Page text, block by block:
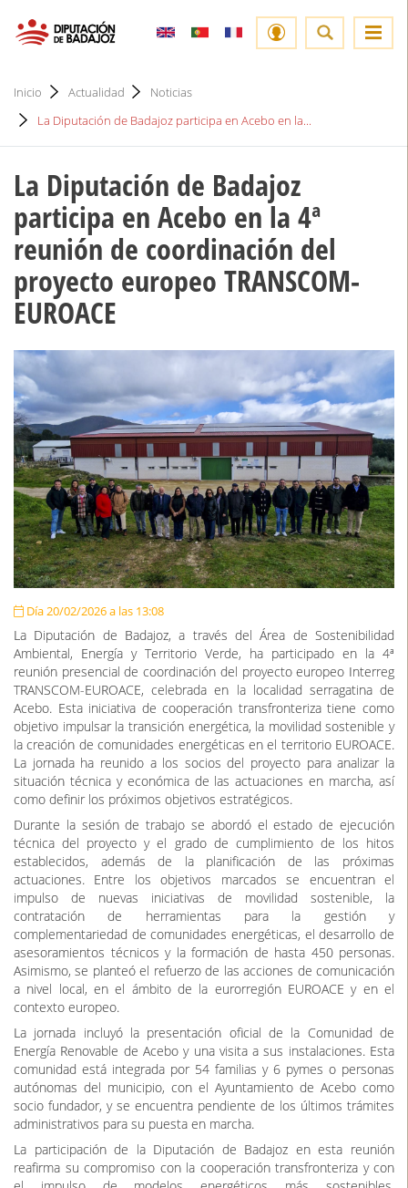
Inicio Actualidad
Noticias
La Diputación de Badajoz participa en Acebo en la...
La Diputación de Badajoz
participa en Acebo en la 4ª
reunión de coordinación del
proyecto europeo TRANSCOM-
EUROACE
Día 20/02/2026 a las 13:08
La Diputación de Badajoz, a través del Área de Sostenibilidad
Ambiental, Energía y Territorio Verde, ha participado en la 4ª
reunión presencial de coordinación del proyecto europeo Interreg
TRANSCOM-EUROACE, celebrada en la localidad serragatina de
Acebo. Esta iniciativa de cooperación transfronteriza tiene como
objetivo impulsar la transición energética, la movilidad sostenible y
la creación de comunidades energéticas en el territorio EUROACE.
La jornada ha reunido a los socios del proyecto para analizar la
situación técnica y económica de las actuaciones en marcha, así
como definir los próximos objetivos estratégicos.
Durante la sesión de trabajo se abordó el estado de ejecución
técnica del proyecto y el grado de cumplimiento de los hitos
establecidos, además de la planificación de las próximas
actuaciones. Entre los objetivos marcados se encuentran el
impulso de nuevas iniciativas de movilidad sostenible, la
contratación de herramientas para la gestión y
complementariedad de comunidades energéticas, el desarrollo de
asesoramientos técnicos y la formación de hasta 450 personas.
Asimismo, se planteó el refuerzo de las acciones de comunicación
a nivel local, en el ámbito de la eurorregión EUROACE y en el
contexto europeo.
La jornada incluyó la presentación oficial de la Comunidad de
Energía Renovable de Acebo y una visita a sus instalaciones. Esta
comunidad está integrada por 54 familias y 6 pymes o personas
autónomas del municipio, con el Ayuntamiento de Acebo como
socio fundador, y se encuentra pendiente de los últimos trámites
administrativos para su puesta en marcha.